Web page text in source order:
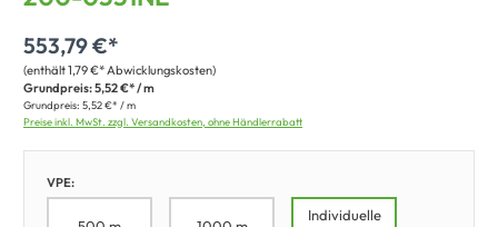
553,79 €*
(enthält 1,79 €* Abwicklungskosten)
Grundpreis:5,52 €* / m
Grundpreis: 5,52 €* / m
Preise inkl. MwSt. zzgl. Versandkosten, ohne Händlerrabatt
VPE:
Individuelle